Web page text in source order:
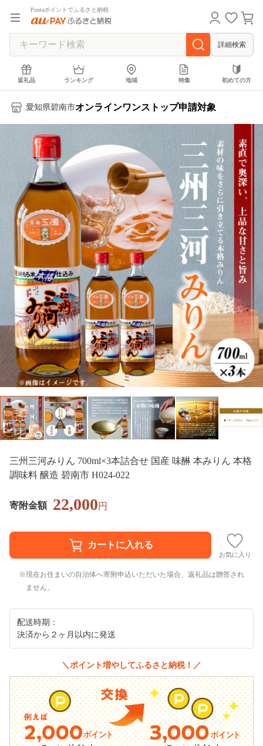
Pontaポイントでふるさと納税
詳細検索
返礼品 ランキング 地域 特集 初めての方
愛知県碧南市オンラインワンストップ申請対象
三州三河みりん 700ml×3本詰合せ 国産 味醂 本みりん 本格
調味料 醸造 碧南市 H024-022
寄附金額 22,000円
お気に入り
現在お住まいの自治体へ寄附申込いただいた場合、返礼品は贈答され
ません。
配送時期：
決済から２ヶ月以内に発送
＼ポイント増やしてふるさと納税！／